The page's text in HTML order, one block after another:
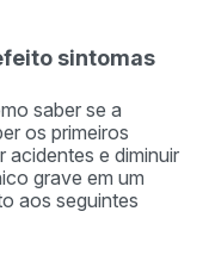
sintomas
saber se a
os primeiros
acidentes e diminuir
grave em um
aos seguintes